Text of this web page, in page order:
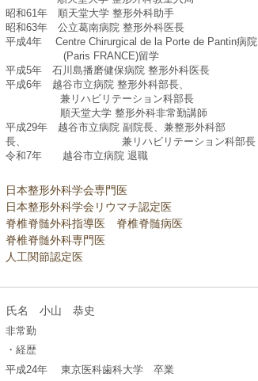
昭和61年 順天堂大学 整形外科助手
昭和63年 公立葛南病院 整形外科医長
平成4年 Centre Chirurgical de la Porte de Pantin病院
(Paris FRANCE)留学
平成5年 石川島播磨健保病院 整形外科医長
平成6年 越谷市立病院 整形外科部長、
兼リハビリテーション科部長
順天堂大学 整形外科非常勤講師
平成29年 越谷市立病院 副院長、兼整形外科部
長、 兼リハビリテーション科部長
令和7年 越谷市立病院 退職
日本整形外科学会専門医
日本整形外科学会リウマチ認定医
脊椎脊髄外科指導医 脊椎脊髄病医
脊椎脊髄外科専門医
人工関節認定医
氏名 小山 恭史
非常勤
・経歴
平成24年 東京医科歯科大学 卒業